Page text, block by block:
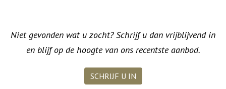
Niet gevonden wat u zocht? Schrijf u dan vrijblijvend in
en blijf op de hoogte van ons recentste aanbod.
SCHRIJF U IN